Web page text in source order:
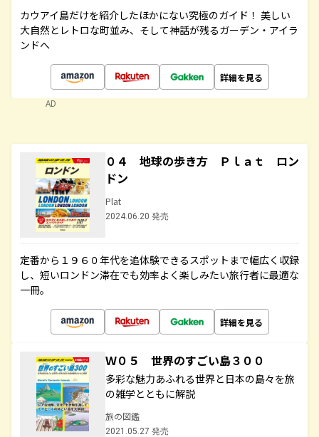
カウアイ島だけを紹介したほかにない究極のガイド！ 美しい
大自然とレトロな町並み、そして神話が残るガーデン・アイラ
ンドへ
詳細を見る
AD
０４ 地球の歩き方 Ｐｌａｔ ロン
ドン
Plat
2024.06.20 発売
定番から１９６０年代を追体験できるスポットまで幅広く収録
し、短いロンドン滞在でも効率よく楽しみたい旅行者に最適な
一冊。
詳細を見る
Ｗ０５ 世界のすごい島３００
多彩な魅力あふれる世界と日本の島々を旅
の雑学とともに解説
旅の図鑑
2021.05.27 発売